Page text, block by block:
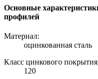
Основные
профилей
Материал:
оцинкованная сталь
Класс цинкового
120